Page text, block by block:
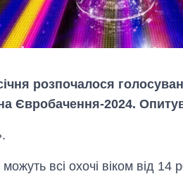
розпочалося
Євробачення-2024.
всі охочі віком від 14